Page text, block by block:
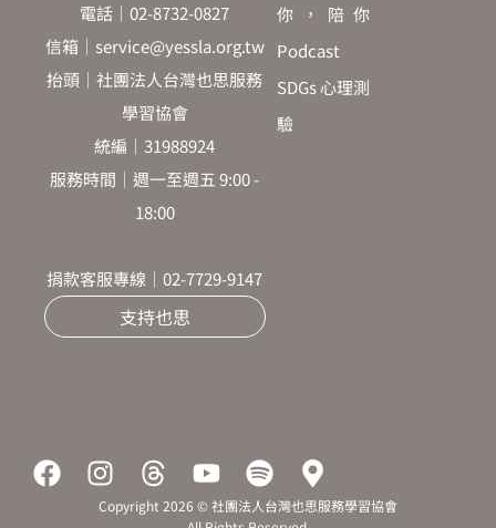
你，陪你
Podcast
SDGs 心理測
驗
電話｜02-8732-0827
信箱｜service@yessla.org.tw
抬頭｜社團法人台灣也思服務
學習協會
統編｜31988924
服務時間｜週一至週五 9:00 -
18:00
捐款客服專線｜02-7729-9147
支持也思
F
a
I
n
T
h
Y
o
S
p
M
a
Copyright 2026 © 社團法人台灣也思服務學習協會